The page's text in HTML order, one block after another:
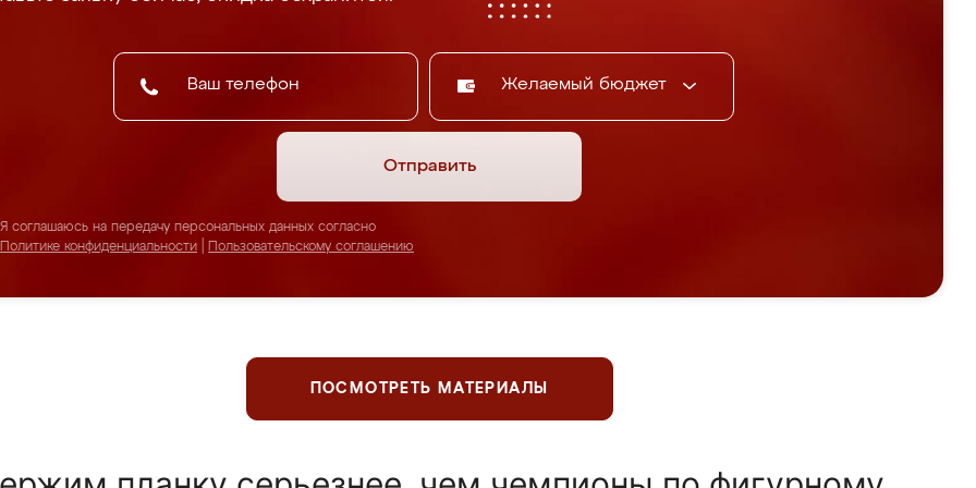
Желаемый бюджет
Отправить
Я соглашаюсь на передачу персональных данных согласно
Политике конфиденциальности
Пользовательскому соглашению
ПОСМОТРЕТЬ МАТЕРИАЛЫ